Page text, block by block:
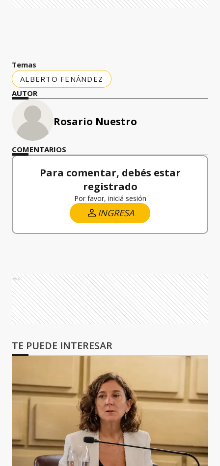
Temas
ALBERTO FENÁNDEZ
AUTOR
Rosario Nuestro
COMENTARIOS
Para comentar, debés estar
registrado
Por favor, iniciá sesión
INGRESA
Ads
TE PUEDE INTERESAR